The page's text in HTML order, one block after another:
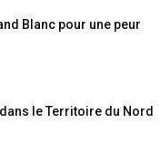
Blanc pour une peur
le Territoire du Nord